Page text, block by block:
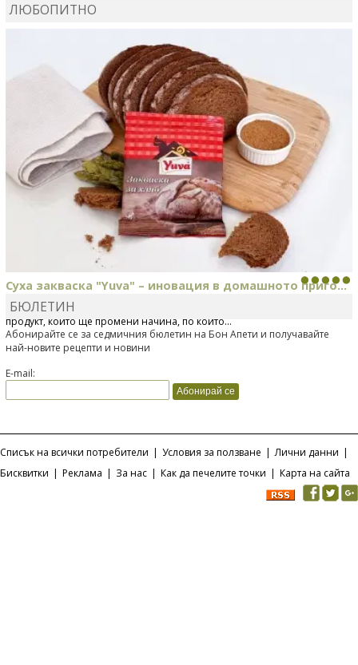
ЛЮБОПИТНО
Суха закваска "Yuva" – иновация в домашното приго...
Отскоро Лесафр България стартира предлагането на изцяло нов
продукт, който ще промени начина, по който...
БЮЛЕТИН
Абонирайте се за седмичния бюлетин на Бон Апети и получавайте
най-новите рецепти и новини
E-mail:
Списък на всички потребители | Условия за ползване | Лични данни |
Бисквитки | Реклама | За нас | Как да печелите точки | Карта на сайта